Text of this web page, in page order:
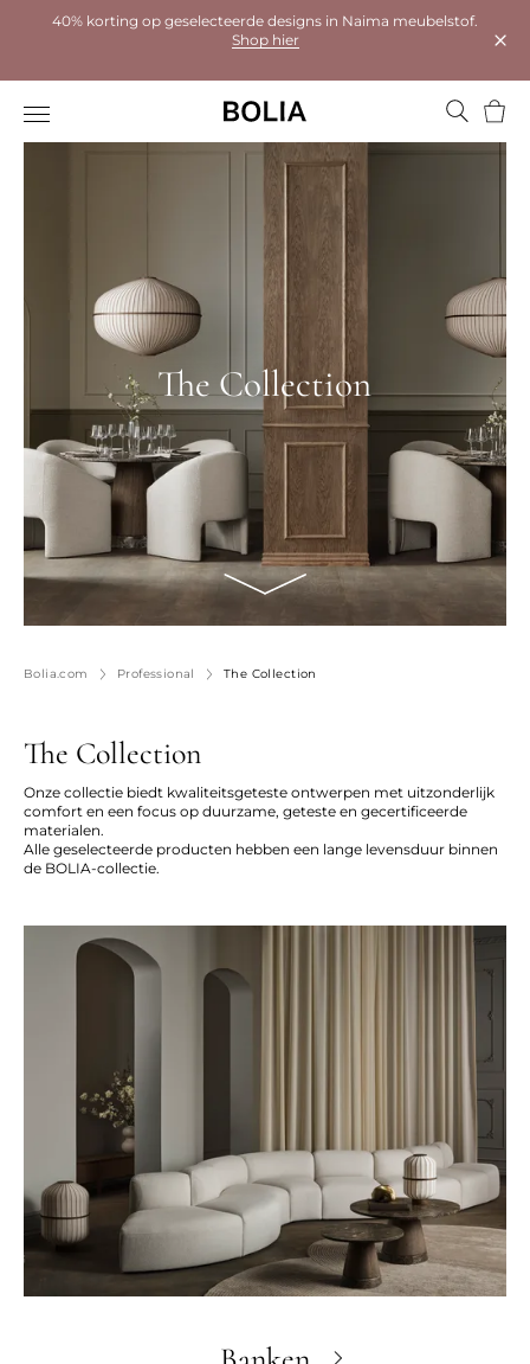
40% korting op geselecteerde designs in Naima meubelstof.
Shop hier
The Collection
Bolia.com Professional The Collection
The Collection
Onze collectie biedt kwaliteitsgeteste ontwerpen met uitzonderlijk
comfort en een focus op duurzame, geteste en gecertificeerde
materialen.
Alle geselecteerde producten hebben een lange levensduur binnen
de BOLIA-collectie.